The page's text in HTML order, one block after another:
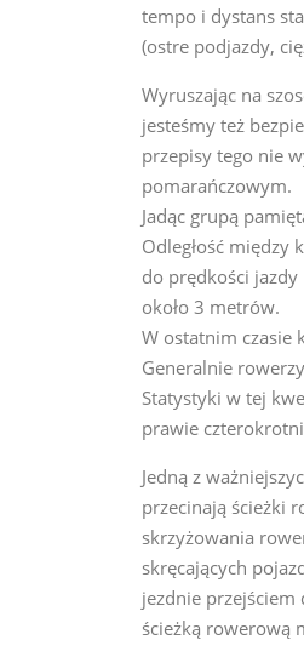
tempo i dystans
(ostre podjazdy,
Wyruszając na
jesteśmy też
przepisy tego nie
pomarańczowym.
Jadąc grupą
Odległość
do prędkości
około 3 metrów.
W ostatnim czasie
Generalnie
Statystyki w tej
prawie
Jedną z
przecinają ścieżki
skrzyżowania
skręcających
jezdnie
ścieżką rowerową